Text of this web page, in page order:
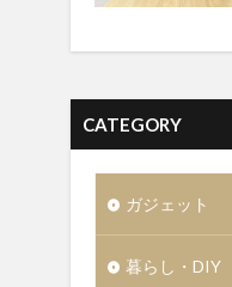
CATEGORY
ガジェット
暮らし・DIY